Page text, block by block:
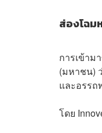
ส่องโฉม
การเข้าม
(มหาชน)
และอรร
โดย